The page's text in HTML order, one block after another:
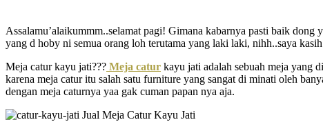
Assalamu’alaikummm..selamat pagi! Gimana kabarnya pasti baik
yang d hoby ni semua orang loh terutama yang laki laki, nihh..saya
Meja catur kayu jati??? Meja catur kayu jati adalah sebuah meja yang
karena meja catur itu salah satu furniture yang sangat di minati oleh
dengan meja caturnya yaa gak cuman papan nya aja.